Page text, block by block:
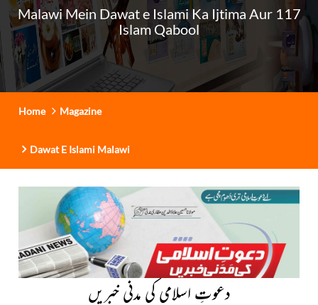
Malawi Mein Dawat e Islami Ka Ijtima Aur 117
Islam Qabool
Home Magazine
Dawat E Islami Malawi
دعوتِ اسلامی کی مدنی خبریں